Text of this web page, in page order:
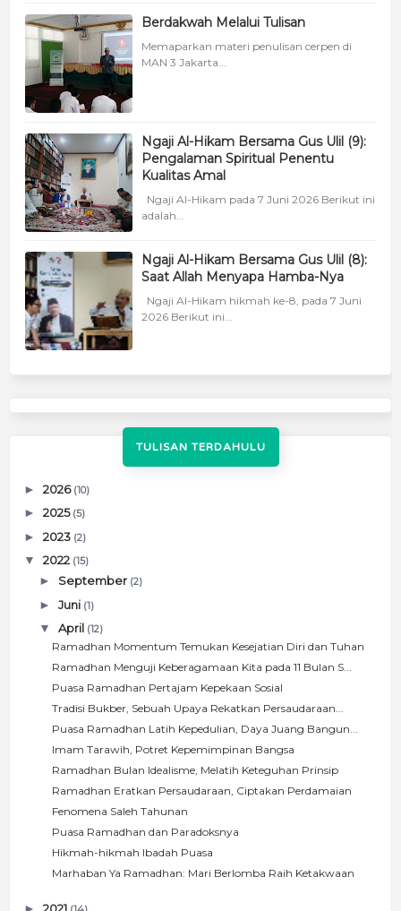
Berdakwah Melalui Tulisan
Memaparkan materi penulisan cerpen di
MAN 3 Jakarta...
Ngaji Al-Hikam Bersama Gus Ulil (9):
Pengalaman Spiritual Penentu
Kualitas Amal
Ngaji Al-Hikam pada 7 Juni 2026 Berikut ini
adalah...
Ngaji Al-Hikam Bersama Gus Ulil (8):
Saat Allah Menyapa Hamba-Nya
Ngaji Al-Hikam hikmah ke-8, pada 7 Juni
2026 Berikut ini...
TULISAN TERDAHULU
► 2026 (10)
► 2025 (5)
► 2023 (2)
▼ 2022 (15)
► September (2)
► Juni (1)
▼ April (12)
Ramadhan Momentum Temukan Kesejatian Diri dan Tuhan
Ramadhan Menguji Keberagamaan Kita pada 11 Bulan S...
Puasa Ramadhan Pertajam Kepekaan Sosial
Tradisi Bukber, Sebuah Upaya Rekatkan Persaudaraan...
Puasa Ramadhan Latih Kepedulian, Daya Juang Bangun...
Imam Tarawih, Potret Kepemimpinan Bangsa
Ramadhan Bulan Idealisme, Melatih Keteguhan Prinsip
Ramadhan Eratkan Persaudaraan, Ciptakan Perdamaian
Fenomena Saleh Tahunan
Puasa Ramadhan dan Paradoksnya
Hikmah-hikmah Ibadah Puasa
Marhaban Ya Ramadhan: Mari Berlomba Raih Ketakwaan